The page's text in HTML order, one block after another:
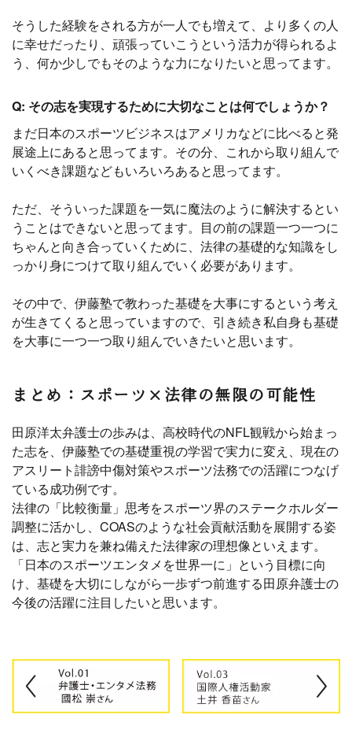
そうした経験をされる方が一人でも増えて、より多くの人
に幸せだったり、頑張っていこうという活力が得られるよ
う、何か少しでもそのような力になりたいと思ってます。
Q: その志を実現するために大切なことは何でしょうか？
まだ日本のスポーツビジネスはアメリカなどに比べると発
展途上にあると思ってます。その分、これから取り組んで
いくべき課題などもいろいろあると思ってます。
ただ、そういった課題を一気に魔法のように解決するとい
うことはできないと思ってます。目の前の課題一つ一つに
ちゃんと向き合っていくために、法律の基礎的な知識をし
っかり身につけて取り組んでいく必要があります。
その中で、伊藤塾で教わった基礎を大事にするという考え
が生きてくると思っていますので、引き続き私自身も基礎
を大事に一つ一つ取り組んでいきたいと思います。
まとめ：スポーツ×法律の無限の可能性
田原洋太弁護士の歩みは、高校時代のNFL観戦から始まっ
た志を、伊藤塾での基礎重視の学習で実力に変え、現在の
アスリート誹謗中傷対策やスポーツ法務での活躍につなげ
ている成功例です。
法律の「比較衡量」思考をスポーツ界のステークホルダー
調整に活かし、COASのような社会貢献活動を展開する姿
は、志と実力を兼ね備えた法律家の理想像といえます。
「日本のスポーツエンタメを世界一に」という目標に向
け、基礎を大切にしながら一歩ずつ前進する田原弁護士の
今後の活躍に注目したいと思います。